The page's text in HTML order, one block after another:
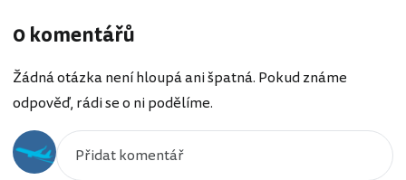
0 komentářů
Žádná otázka není hloupá ani špatná. Pokud známe
odpověď, rádi se o ni podělíme.